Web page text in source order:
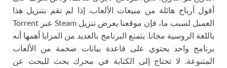
أقول أرباح هائلة من مبيعات الألعاب. إذا لم تقم بتنزيل هذا
العميل لسبب ما، فإن موقعنا يعرض تنزيل Steam عبر Torrent
باللغة الروسية مجانا. يتمتع البرنامج بالعديد من المزايا أهمها أنه
برنامج واحد يحتوي على قاعدة بيانات ضخمة من الألعاب
المتنوعة. لا تحتاج إلى الكتابة في محرك بحث للبحث عن